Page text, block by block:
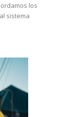
los
sistema